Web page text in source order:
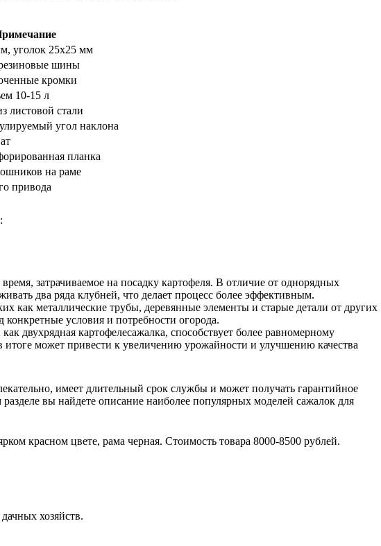
уголок 25х25 мм
шины
кромки
10-15 л
листовой стали
угол наклона
планка
на раме
привода
затрачиваемое на посадку картофеля. В отличие от однорядных
два ряда клубней, что делает процесс более эффективным.
как металлические трубы, деревянные элементы и старые детали от других
условия и потребности огорода.
двухрядная картофелесажалка, способствует более равномерному
может привести к увеличению урожайности и улучшению качества
имеет длительный срок службы и может получать гарантийное
вы найдете описание наиболее популярных моделей сажалок для
красном цвете, рама черная. Стоимость товара 8000-8500 рублей.
хозяйств.